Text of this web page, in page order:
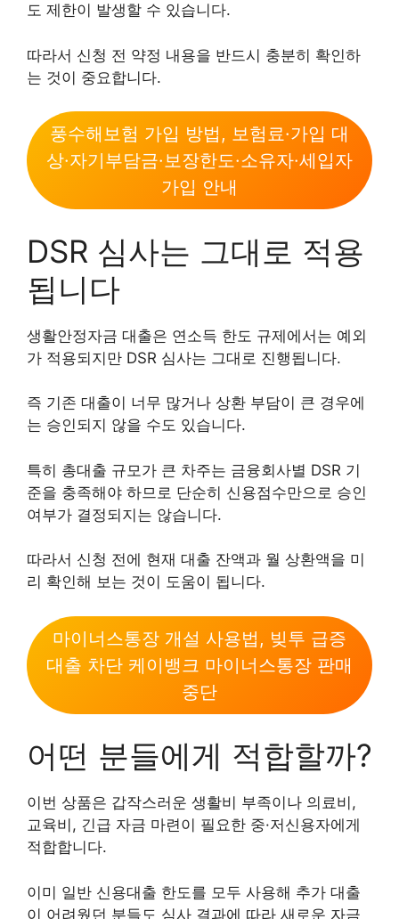
도 제한이 발생할 수 있습니다.
따라서 신청 전 약정 내용을 반드시 충분히 확인하
는 것이 중요합니다.
풍수해보험 가입 방법, 보험료·가입 대
상·자기부담금·보장한도·소유자·세입자
가입 안내
DSR 심사는 그대로 적용
됩니다
생활안정자금 대출은 연소득 한도 규제에서는 예외
가 적용되지만 DSR 심사는 그대로 진행됩니다.
즉 기존 대출이 너무 많거나 상환 부담이 큰 경우에
는 승인되지 않을 수도 있습니다.
특히 총대출 규모가 큰 차주는 금융회사별 DSR 기
준을 충족해야 하므로 단순히 신용점수만으로 승인
여부가 결정되지는 않습니다.
따라서 신청 전에 현재 대출 잔액과 월 상환액을 미
리 확인해 보는 것이 도움이 됩니다.
마이너스통장 개설 사용법, 빚투 급증
대출 차단 케이뱅크 마이너스통장 판매
중단
어떤 분들에게 적합할까?
이번 상품은 갑작스러운 생활비 부족이나 의료비,
교육비, 긴급 자금 마련이 필요한 중·저신용자에게
적합합니다.
이미 일반 신용대출 한도를 모두 사용해 추가 대출
이 어려웠던 분들도 심사 결과에 따라 새로운 자금